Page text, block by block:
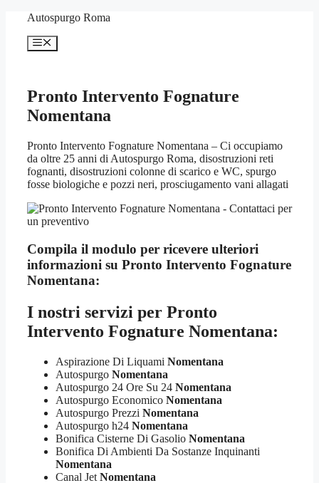
contenuto
Autospurgo Roma
Menu
Pronto Intervento Fognature
Nomentana
Pronto Intervento Fognature Nomentana – Ci occupiamo
da oltre 25 anni di Autospurgo Roma, disostruzioni reti
fognanti, disostruzioni colonne di scarico e WC, spurgo
fosse biologiche e pozzi neri, prosciugamento vani allagati
Compila il modulo per ricevere ulteriori
informazioni su Pronto Intervento Fognature
Nomentana:
I nostri servizi per Pronto
Intervento Fognature Nomentana:
Aspirazione Di Liquami Nomentana
Autospurgo Nomentana
Autospurgo 24 Ore Su 24 Nomentana
Autospurgo Economico Nomentana
Autospurgo Prezzi Nomentana
Autospurgo h24 Nomentana
Bonifica Cisterne Di Gasolio Nomentana
Bonifica Di Ambienti Da Sostanze Inquinanti
Nomentana
Canal Jet Nomentana